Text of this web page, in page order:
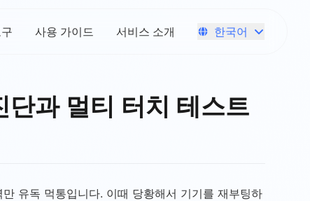
사용 가이드 서비스 소개 한국어
과 멀티 터치 테스트
유독 먹통입니다. 이때 당황해서 기기를 재부팅하